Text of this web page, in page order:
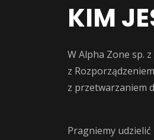
KIM
W Alpha Zone sp.
z
z przetwarzaniem
Pragniemy